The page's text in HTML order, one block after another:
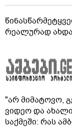
რეალურად ახდა
"არ მიმატოვო,
ვიდეო და
საქმეში: რას